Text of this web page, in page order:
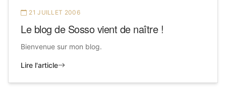
21 JUILLET 2006
Le blog de Sosso vient de naître !
Bienvenue sur mon blog.
Lire l'article